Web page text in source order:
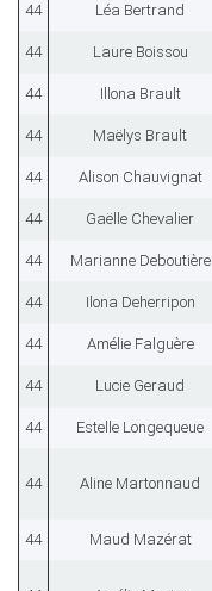
44 Léa Bertrand
44 Laure Boissou
44 Illona Brault
44 Maëlys Brault
44 Alison Chauvignat
44 Gaëlle Chevalier
44 Marianne Deboutière
44 Ilona Deherripon
44 Amélie Falguère
44 Lucie Geraud
44 Estelle Longequeue
44 Aline Martonnaud
44 Maud Mazérat